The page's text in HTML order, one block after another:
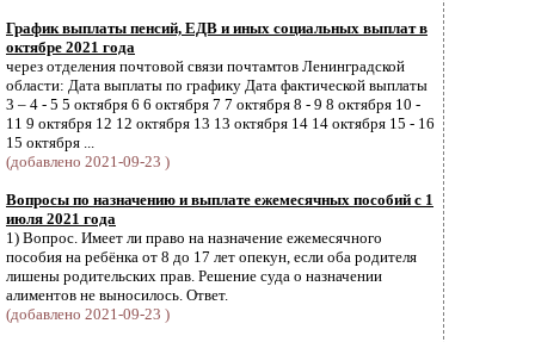
График выплаты пенсий, ЕДВ и иных социальных выплат в
октябре 2021 года
через отделения почтовой связи почтамтов Ленинградской
области: Дата выплаты по графику Дата фактической выплаты
3 – 4 - 5 5 октября 6 6 октября 7 7 октября 8 - 9 8 октября 10 -
11 9 октября 12 12 октября 13 13 октября 14 14 октября 15 - 16
15 октября ...
(добавлено 2021-09-23 )
Вопросы по назначению и выплате ежемесячных пособий с 1
июля 2021 года
1) Вопрос. Имеет ли право на назначение ежемесячного
пособия на ребёнка от 8 до 17 лет опекун, если оба родителя
лишены родительских прав. Решение суда о назначении
алиментов не выносилось. Ответ.
(добавлено 2021-09-23 )